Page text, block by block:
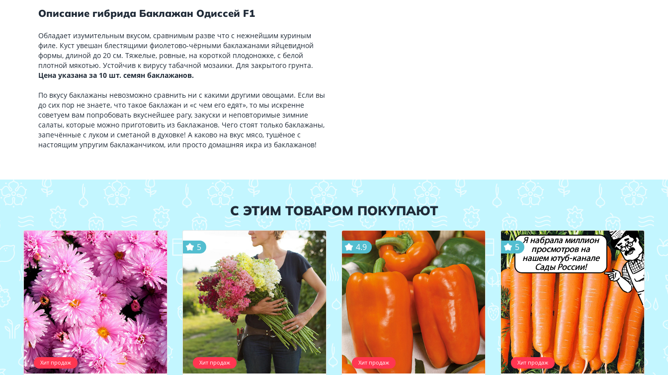
Описание гибрида Баклажан Одиссей F1
Обладает изумительным вкусом, сравнимым разве что с нежнейшим куриным
филе. Куст увешан блестящими фиолетово-чёрными баклажанами яйцевидной
формы, длиной до 20 см. Тяжелые, ровные, на короткой плодоножке, с белой
плотной мякотью. Устойчив к вирусу табачной мозаики. Для закрытого грунта.
Цена указана за 10 шт. семян баклажанов.
По вкусу баклажаны невозможно сравнить ни с какими другими овощами. Если вы
до сих пор не знаете, что такое баклажан и «с чем его едят», то мы искренне
советуем вам попробовать вкуснейшее рагу, закуски и неповторимые зимние
салаты, которые можно приготовить из баклажанов. Чего стоят только баклажаны,
запечённые с луком и сметаной в духовке! А каково на вкус мясо, тушёное с
настоящим упругим баклажанчиком, или просто домашняя икра из баклажанов!
С ЭТИМ ТОВАРОМ ПОКУПАЮТ
Хит продаж Хит продаж
5
Хит продаж
4.9
Я набрала миллион
просмотров на
нашем ютуб-канале
Сады России!
Хит продаж
5